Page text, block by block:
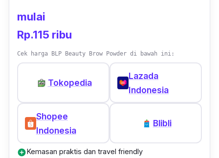
mulai
Rp.115 ribu
Cek harga BLP Beauty Brow Powder di bawah ini:
Tokopedia
Lazada
Indonesia
Shopee
Indonesia
Blibli
add_circleKemasan praktis dan travel friendly